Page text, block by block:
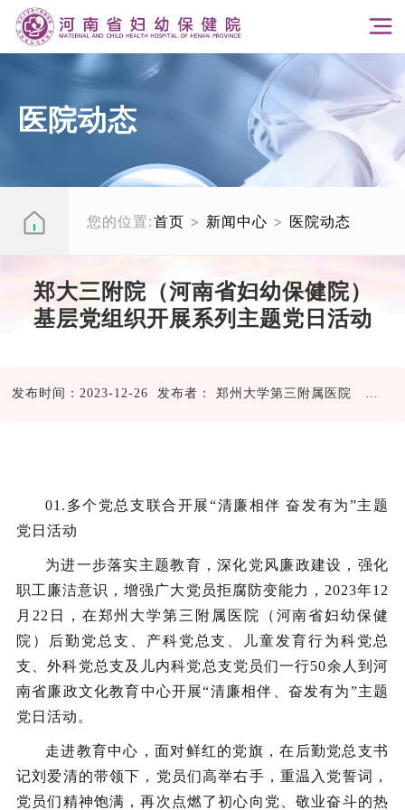
医院动态
您的位置:首页 > 新闻中心 > 医院动态
郑大三附院（河南省妇幼保健院）
基层党组织开展系列主题党日活动
发布时间：2023-12-26 发布者： 郑州大学第三附属医院
01. 多个党总支联合开展“清廉相伴 奋发有为”主题
党日活动
为进一步落实主题教育，深化党风廉政建设，强化
职工廉洁意识，增强广大党员拒腐防变能力，2023年12
月22日，在郑州大学第三附属医院（河南省妇幼保健
院）后勤党总支、产科党总支、儿童发育行为科党总
支、外科党总支及儿内科党总支党员们一行50余人到河
南省廉政文化教育中心开展“清廉相伴、奋发有为”主题
党日活动。
走进教育中心，面对鲜红的党旗，在后勤党总支书
记刘爱清的带领下，党员们高举右手，重温入党誓词，
党员们精神饱满，再次点燃了初心向党、敬业奋斗的热